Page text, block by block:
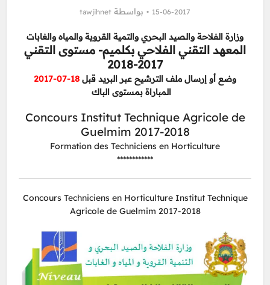
15-06-2017 بواسطة tawjihnet
وزارة الفلاحة والصيد البحري والتمية القروية والمياه والغابات
المعهد التقني الفلاحي بكلميم- مستوى التقني
2017-2018
وضع أو إرسال ملف الترشيح عبر البريد قبل
المباراة بمستوى الباك
Concours Institut Technique Agricole de
Guelmim 2017-2018
Formation des Techniciens en Horticulture
************
Concours Techniciens en Horticulture Institut Technique
Agricole de Guelmim 2017-2018